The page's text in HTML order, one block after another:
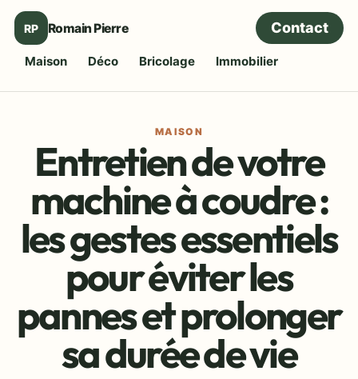
RP Romain Pierre
Maison Déco Bricolage Immobilier
Contact
MAISON
Entretien de votre
machine à coudre :
les gestes essentiels
pour éviter les
pannes et prolonger
sa durée de vie